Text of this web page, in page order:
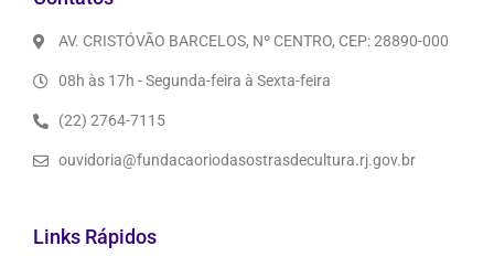
AV. CRISTÓVÃO BARCELOS, Nº CENTRO, CEP: 28890-000
08h às 17h - Segunda-feira à Sexta-feira
(22) 2764-7115
ouvidoria@fundacaoriodasostrasdecultura.rj.gov.br
Links Rápidos